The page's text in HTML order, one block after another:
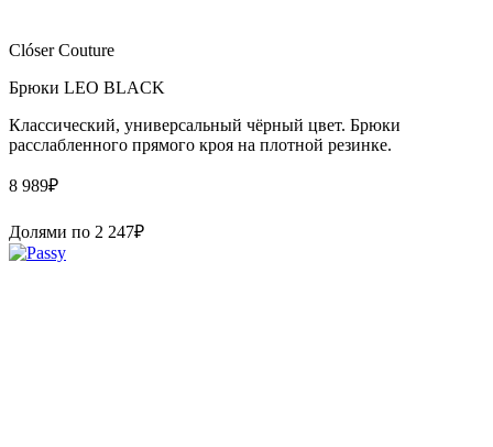
Clóser Couture
Брюки LEO BLACK
Классический, универсальный чёрный цвет. Брюки
расслабленного прямого кроя на плотной резинке.
8 989₽
Долями по 2 247₽